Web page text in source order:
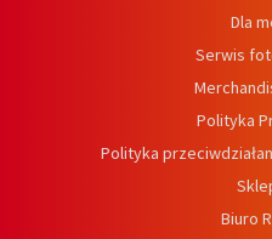
Dla
Serwis
Polityka
Polityka
Biuro